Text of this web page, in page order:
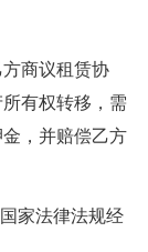
商议租赁协
有权转移，需
，并赔偿乙方
家法律法规经